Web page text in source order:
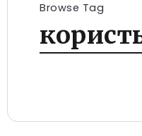
Browse Tag